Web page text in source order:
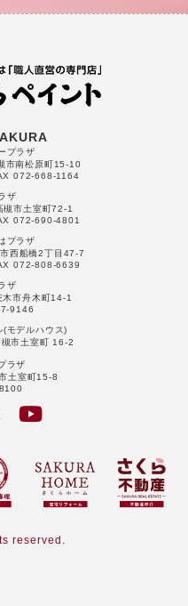
プラザ
市南松原町15-10
072-668-1164
ザ
市土室町72-1
072-690-4801
プラザ
西船橋2丁目47-7
072-808-6639
ザ
市舟木町14-1
9146
(モデルハウス)
市土室町 16-2
ラザ
土室町15-8
reserved.